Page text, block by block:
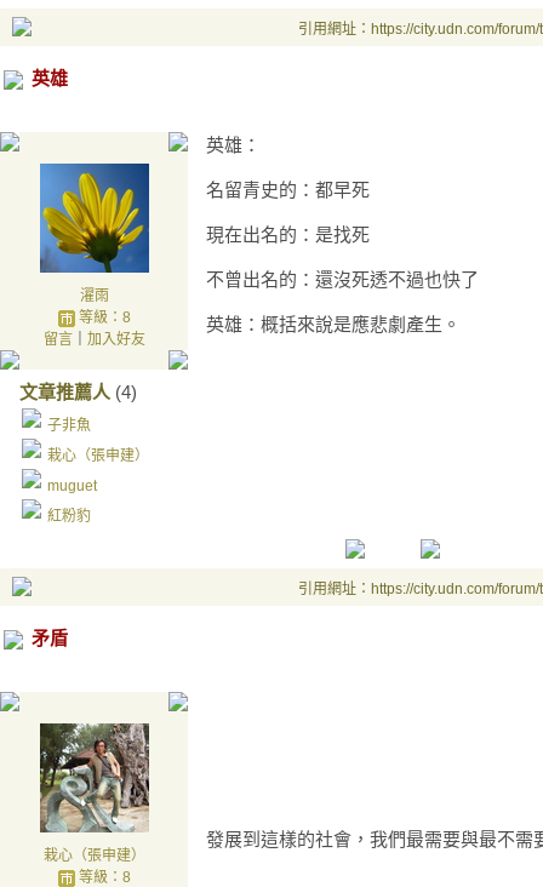
引用網址：https://city.udn.com/
英雄
濯雨
等級：8
留言｜ 加入好友
文章推薦人 (4)
子非魚
栽心（張申建）
muguet
紅粉豹
英雄：
名留青史的：都早死
現在出名的：是找死
不曾出名的：還沒死透不過也快了
英雄：概括來說是應悲劇產生。
引用網址：https://city.udn.com/
矛盾
栽心（張申建）
等級：8
發展到這樣的社會，我們最需要與最不